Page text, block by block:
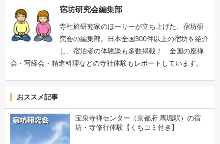
宿坊研究会編集部
寺社旅研究家のほーりーが立ち上げた、宿坊研
究会の編集部。日本全国300件以上の宿坊を紹介
し、宿泊者の体験談も多数掲載！ 全国の座禅
会・写経会・精進料理などの寺社体験もレポートしています。
おススメ記事
宝泉寺禅センター（京都府 馬堀駅）の宿
坊・寺修行体験【くちコミ付き】